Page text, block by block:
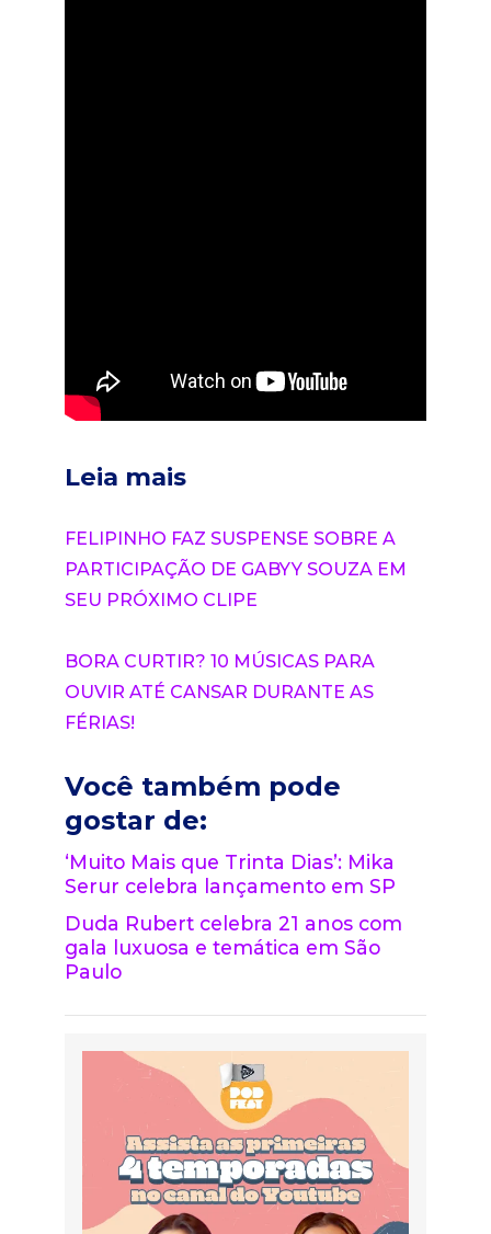
Leia mais
FELIPINHO FAZ SUSPENSE SOBRE A
PARTICIPAÇÃO DE GABYY SOUZA EM
SEU PRÓXIMO CLIPE
BORA CURTIR? 10 MÚSICAS PARA
OUVIR ATÉ CANSAR DURANTE AS
FÉRIAS!
Você também pode
gostar de:
‘Muito Mais que Trinta Dias’: Mika
Serur celebra lançamento em SP
Duda Rubert celebra 21 anos com
gala luxuosa e temática em São
Paulo